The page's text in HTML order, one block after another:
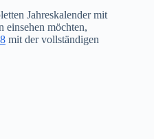
Jahreskalender mit
einsehen möchten,
mit der vollständigen